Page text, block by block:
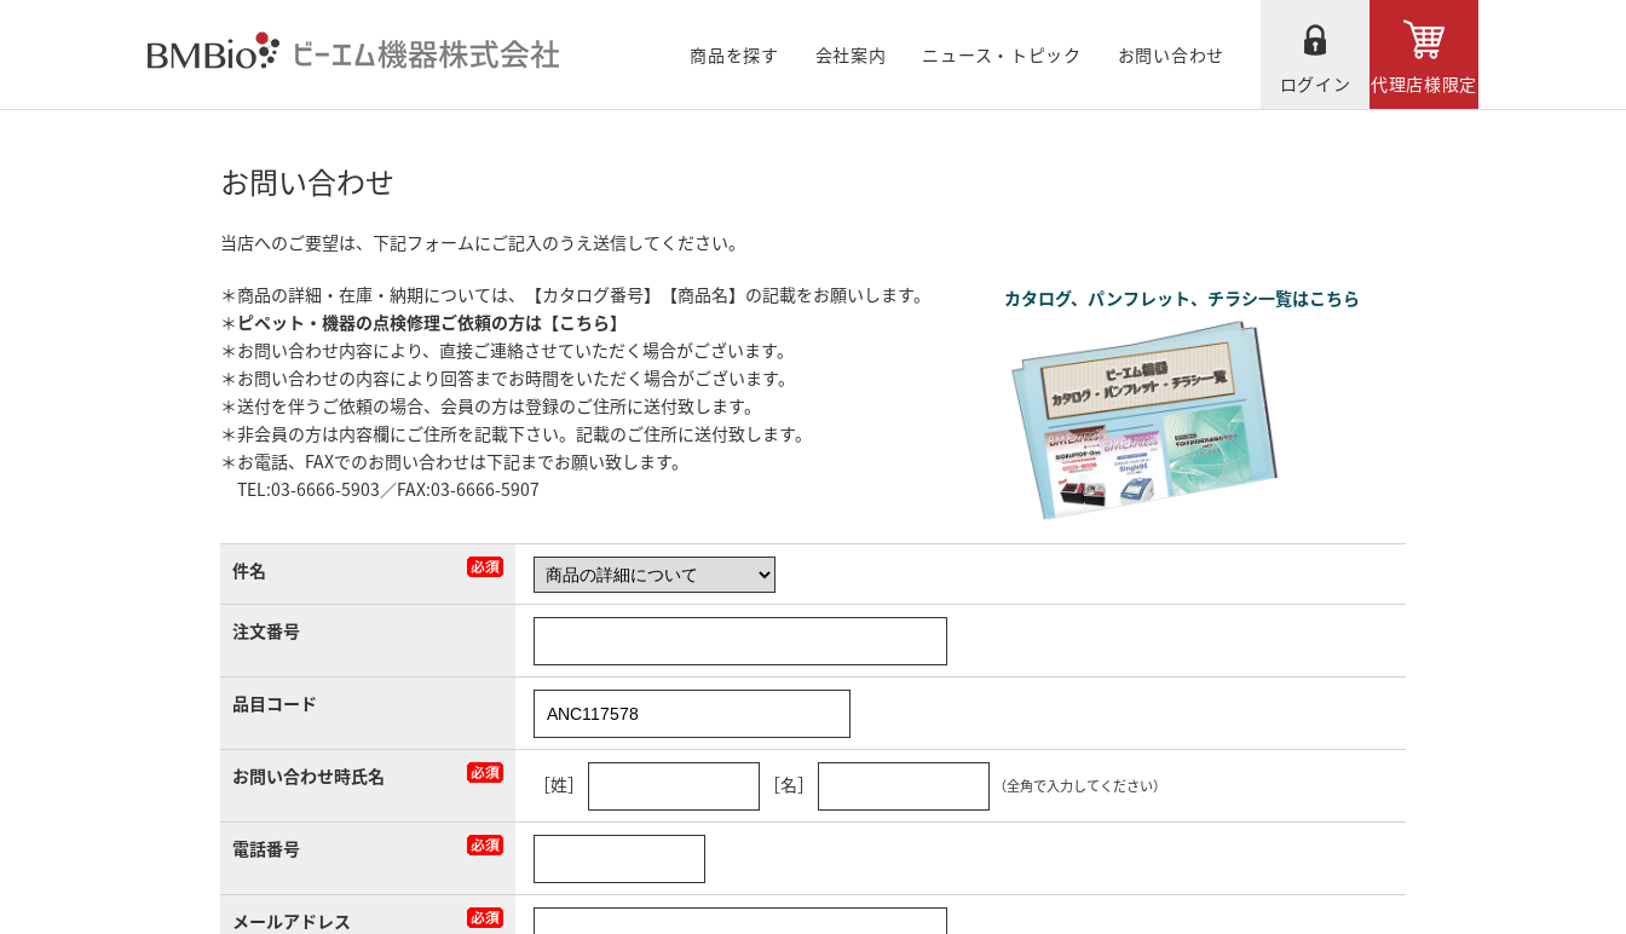
商品を探す 会社案内 ニュース・トピック
お問い合わせ
ログイン
代理店様限定
お問い合わせ
当店へのご要望は、下記フォームにご記入のうえ送信してください。
＊商品の詳細・在庫・納期については、【カタログ番号】【商品名】の記載をお願いします。
＊ ピペット・機器の点検修理ご依頼の方は【こちら】
＊お問い合わせ内容により、直接ご連絡させていただく場合がございます。
＊お問い合わせの内容により回答までお時間をいただく場合がございます。
＊送付を伴うご依頼の場合、会員の方は登録のご住所に送付致します。
＊非会員の方は内容欄にご住所を記載下さい。記載のご住所に送付致します。
＊お電話、FAXでのお問い合わせは下記までお願い致します。
TEL:03-6666-5903／FAX:03-6666-5907
カタログ、パンフレット、チラシ一覧はこちら
件名
注文番号
品目コード
お問い合わせ時氏名 ［姓］ ［名］ （全角で入力してください）
電話番号
メールアドレス